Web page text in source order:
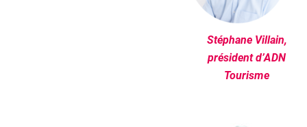
Stéphane Villain,
président d’ADN
Tourisme